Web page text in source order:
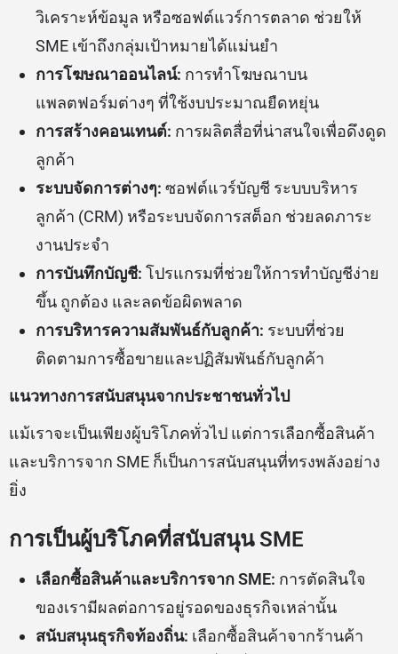
วิเคราะห์ข้อมูล หรือซอฟต์แวร์การตลาด ช่วยให้
SME เข้าถึงกลุ่มเป้าหมายได้แม่นยำ
การโฆษณาออนไลน์: การทำโฆษณาบน
แพลตฟอร์มต่างๆ ที่ใช้งบประมาณยืดหยุ่น
การสร้างคอนเทนต์: การผลิตสื่อที่น่าสนใจเพื่อดึงดูด
ลูกค้า
ระบบจัดการต่างๆ: ซอฟต์แวร์บัญชี ระบบบริหาร
ลูกค้า (CRM) หรือระบบจัดการสต็อก ช่วยลดภาระ
งานประจำ
การบันทึกบัญชี: โปรแกรมที่ช่วยให้การทำบัญชีง่าย
ขึ้น ถูกต้อง และลดข้อผิดพลาด
การบริหารความสัมพันธ์กับลูกค้า: ระบบที่ช่วย
ติดตามการซื้อขายและปฏิสัมพันธ์กับลูกค้า
แนวทางการสนับสนุนจากประชาชนทั่วไป
แม้เราจะเป็นเพียงผู้บริโภคทั่วไป แต่การเลือกซื้อสินค้า
และบริการจาก SME ก็เป็นการสนับสนุนที่ทรงพลังอย่าง
ยิ่ง
การเป็นผู้บริโภคที่สนับสนุน SME
เลือกซื้อสินค้าและบริการจาก SME: การตัดสินใจ
ของเรามีผลต่อการอยู่รอดของธุรกิจเหล่านั้น
สนับสนุนธุรกิจท้องถิ่น: เลือกซื้อสินค้าจากร้านค้า